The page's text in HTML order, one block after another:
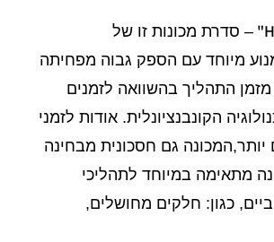
– סדרת מכונות זו של
מיוחד עם הספק גבוה מפחיתה
התהליך בהשוואה לזמנים
הקונבנציונלית. אודות לזמני
גם חסכונית מבחינה
מתאימה במיוחד לתהליכי
כגון: חלקים מחושלים,